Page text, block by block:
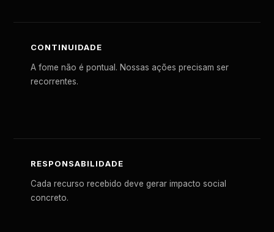
CONTINUIDADE
A fome não é pontual. Nossas ações precisam ser
recorrentes.
RESPONSABILIDADE
Cada recurso recebido deve gerar impacto social
concreto.